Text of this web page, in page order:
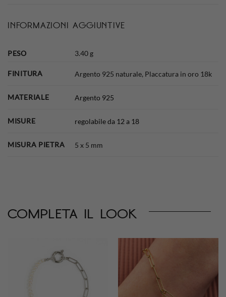
INFORMAZIONI AGGIUNTIVE
PESO 3.40 g
FINITURA Argento 925 naturale, Placcatura in oro 18k
MATERIALE Argento 925
MISURE regolabile da 12 a 18
MISURA PIETRA 5 x 5 mm
completa il look